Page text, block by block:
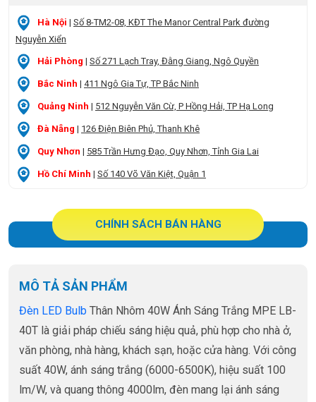
Hà Nội | Số 8-TM2-08, KĐT The Manor Central Park đường
Nguyễn Xiển
Hải Phòng | Số 271 Lạch Tray, Đằng Giang, Ngô Quyền
Bắc Ninh | 411 Ngô Gia Tự, TP Bắc Ninh
Quảng Ninh | 512 Nguyễn Văn Cừ, P Hồng Hải, TP Hạ Long
Đà Nẵng | 126 Điện Biên Phủ, Thanh Khê
Quy Nhơn | 585 Trần Hưng Đạo, Quy Nhơn, Tỉnh Gia Lai
Hồ Chí Minh | Số 140 Võ Văn Kiệt, Quận 1
CHÍNH SÁCH BÁN HÀNG
MÔ TẢ SẢN PHẨM
Đèn LED Bulb Thân Nhôm 40W Ánh Sáng Trắng MPE LB-
40T là giải pháp chiếu sáng hiệu quả, phù hợp cho nhà ở,
văn phòng, nhà hàng, khách sạn, hoặc cửa hàng. Với công
suất 40W, ánh sáng trắng (6000-6500K), hiệu suất 100
lm/W, và quang thông 4000lm, đèn mang lại ánh sáng